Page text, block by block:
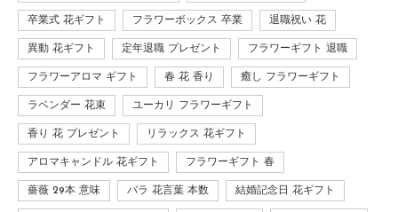
卒業式 花ギフト フラワーボックス 卒業 退職祝い 花
異動 花ギフト 定年退職 プレゼント フラワーギフト 退職
フラワーアロマ ギフト 春 花 香り 癒し フラワーギフト
ラベンダー 花束 ユーカリ フラワーギフト
香り 花 プレゼント リラックス 花ギフト
アロマキャンドル 花ギフト フラワーギフト 春
薔薇 29本 意味 バラ 花言葉 本数 結婚記念日 花ギフト